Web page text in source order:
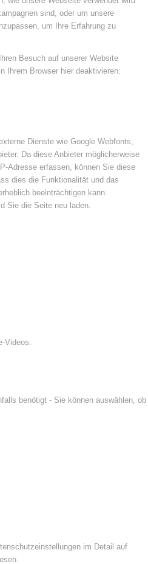
sind, oder um unsere
um Ihre Erfahrung zu
Besuch auf unserer Website
Ihrem Browser hier deaktivieren:
Dienste wie Google Webfonts,
Da diese Anbieter möglicherweise
Adresse erfassen, können Sie diese
dies die Funktionalität und das
beeinträchtigen kann.
Sie die Seite neu laden.
Videos:
benötigt - Sie können auswählen, ob
im Detail auf